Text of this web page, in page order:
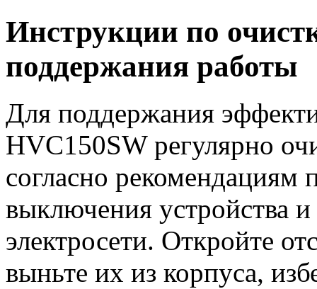
Инструкции по
поддержания работы
Для поддержания
HVC150SW регулярно
согласно рекомендациям
выключения устройства
электросети. Откройте
выньте их из корпуса,